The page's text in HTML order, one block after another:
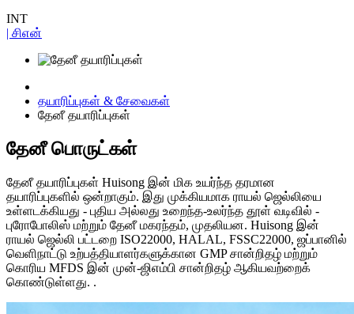
INT
| சிஎன்
தயாரிப்புகள் & சேவைகள்
தேனீ தயாரிப்புகள்
தேனீ பொருட்கள்
தேனீ தயாரிப்புகள் Huisong இன் மிக உயர்ந்த தரமான
தயாரிப்புகளில் ஒன்றாகும். இது முக்கியமாக ராயல் ஜெல்லியை
உள்ளடக்கியது - புதிய அல்லது உறைந்த-உலர்ந்த தூள் வடிவில் -
புரோபோலிஸ் மற்றும் தேனீ மகரந்தம், முதலியன. Huisong இன்
ராயல் ஜெல்லி பட்டறை ISO22000, HALAL, FSSC22000, ஜப்பானில்
வெளிநாட்டு உற்பத்தியாளர்களுக்கான GMP சான்றிதழ் மற்றும்
கொரிய MFDS இன் முன்-ஜிஎம்பி சான்றிதழ் ஆகியவற்றைக்
கொண்டுள்ளது. .